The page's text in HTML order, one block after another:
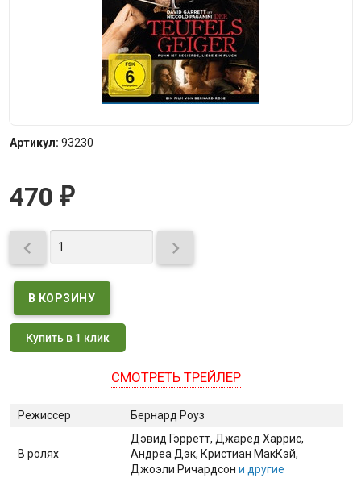
Артикул: 93230
470 ₽
 
Купить в 1 клик
СМОТРЕТЬ ТРЕЙЛЕР
Режиссер Бернард Роуз
В ролях
Дэвид Гэрретт, Джаред Харрис,
Андреа Дэк, Кристиан МакКэй,
Джоэли Ричардсон и другие